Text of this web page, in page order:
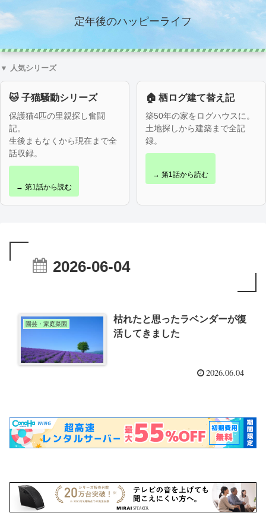
定年後のハッピーライフ
▼ 人気シリーズ
🐱 子猫騒動シリーズ
保護猫4匹の里親探し奮闘
記。
生後まもなくから現在まで全
話収録。
→ 第1話から読む
🏠 栖ログ建て替え記
築50年の家をログハウスに。
土地探しから建築まで全記
録。
→ 第1話から読む
2026-06-04
園芸・家庭菜園
枯れたと思ったラベンダーが復
活してきました
2026.06.04